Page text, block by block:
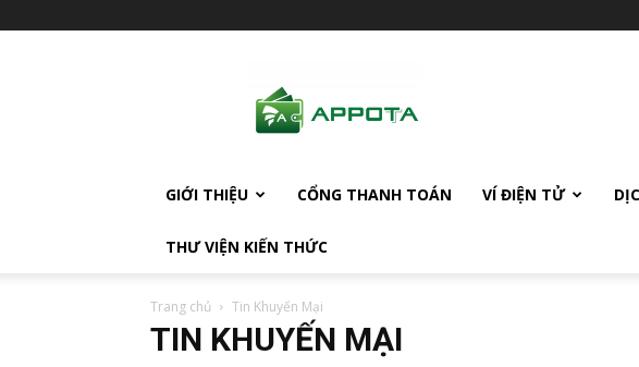
GIỚI THIỆU CỔNG THANH TOÁN VÍ ĐIỆN TỬ
THƯ VIỆN KIẾN THỨC
Trang chủ Tin Khuyến Mại
TIN KHUYẾN MẠI